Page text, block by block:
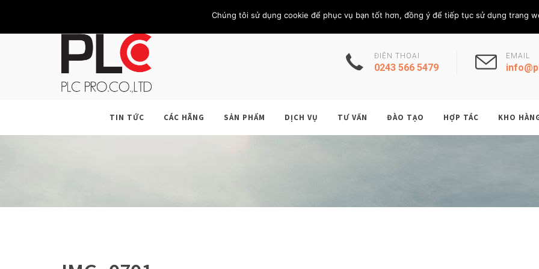
KHÁCH HÀNG LIÊN HỆ THÀNH VIÊN Thứ Năm, 6/8/
ĐIỆN THOẠI
0243 566 5479
EMAIL
TIN TỨC CÁC HÃNG SẢN PHẨM DỊCH VỤ TƯ VẤN ĐÀO TẠO HỢP TÁC KHO
Chúng tôi sử dụng cookie để phục vụ bạn tốt hơn, đồng ý để tiếp tục sử dụng trang